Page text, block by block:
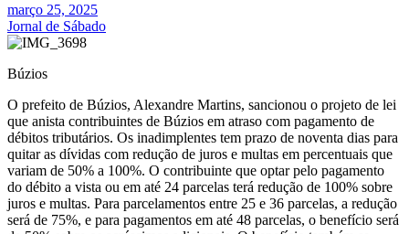
março 25, 2025
Jornal de Sábado
Búzios
O prefeito de Búzios, Alexandre Martins, sancionou o projeto de lei
que anista contribuintes de Búzios em atraso com pagamento de
débitos tributários. Os inadimplentes tem prazo de noventa dias para
quitar as dívidas com redução de juros e multas em percentuais que
variam de 50% a 100%. O contribuinte que optar pelo pagamento
do débito a vista ou em até 24 parcelas terá redução de 100% sobre
juros e multas. Para parcelamentos entre 25 e 36 parcelas, a redução
será de 75%, e para pagamentos em até 48 parcelas, o benefício será